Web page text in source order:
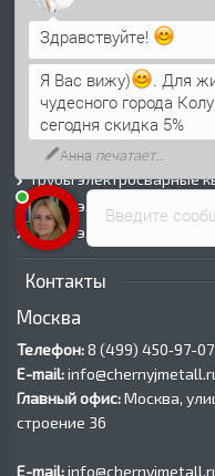
Трубы
Трубы
Труба
Трубы ВГП
Трубы ВГП оцинкованные
Трубы электросварные
Трубы электросварные
Трубы электросварные
Трубы электросварные
Контакты
Москва
Телефон:8 (499) 450‑97-07
E-mail:
Главный офис:Москва,
строение 36
E-mail:
Введите
Здравствуйте!
Я Вас вижу)
. Для
чудесного города
сегодня скидка 5%
Анна печатает...